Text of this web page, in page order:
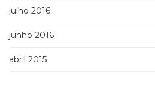
julho 2016
junho 2016
abril 2015